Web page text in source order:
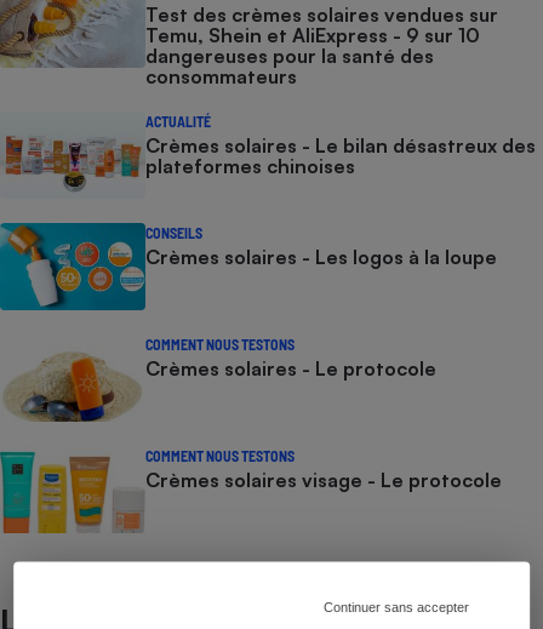
Continuer sans accepter
Test des crèmes solaires vendues sur
Temu, Shein et AliExpress - 9 sur 10
dangereuses pour la santé des
consommateurs
ACTUALITÉ
Crèmes solaires - Le bilan désastreux des
plateformes chinoises
CONSEILS
Crèmes solaires - Les logos à la loupe
COMMENT NOUS TESTONS
Crèmes solaires - Le protocole
COMMENT NOUS TESTONS
Crèmes solaires visage - Le protocole
Lire aussi